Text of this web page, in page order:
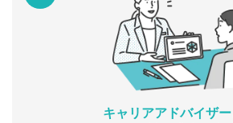
キャリアアドバイザ